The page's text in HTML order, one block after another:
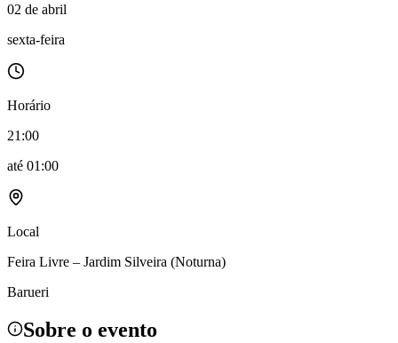
02 de abril
sexta-feira
Horário
21:00
até 01:00
Local
Feira Livre – Jardim Silveira (Noturna)
Barueri
Sobre o evento